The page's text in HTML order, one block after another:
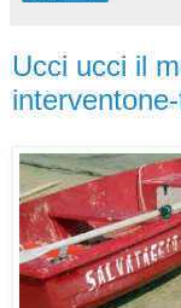
Ucci ucci il